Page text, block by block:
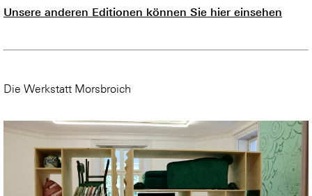
Unsere anderen Editionen können Sie hier einsehen
Die Werkstatt Morsbroich